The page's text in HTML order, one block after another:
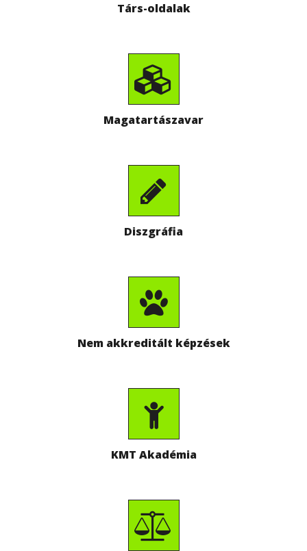
Társ-oldalak
Magatartászavar
Diszgráfia
Nem akkreditált képzések
KMT Akadémia